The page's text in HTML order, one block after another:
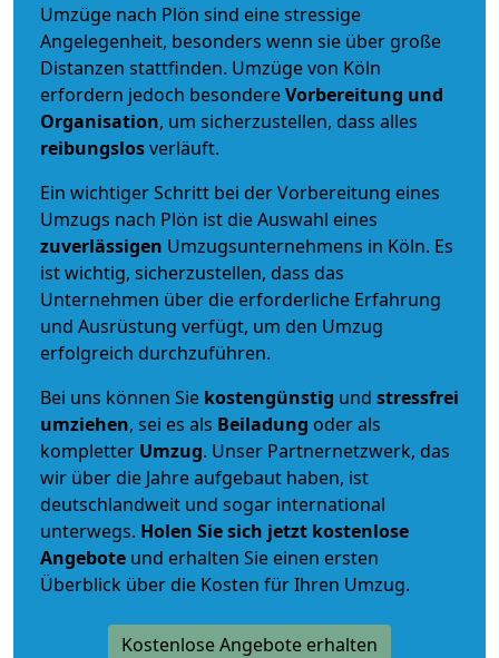
Umzüge nach Plön sind eine stressige
Angelegenheit, besonders wenn sie über große
Distanzen stattfinden. Umzüge von Köln
erfordern jedoch besondereVorbereitung und
Organisation, um sicherzustellen, dass alles
reibungslosverläuft.
Ein wichtiger Schritt bei der Vorbereitung eines
Umzugs nach Plön ist die Auswahl eines
zuverlässigen Umzugsunternehmens in Köln. Es
ist wichtig, sicherzustellen, dass das
Unternehmen über die erforderliche Erfahrung
und Ausrüstung verfügt, um den Umzug
erfolgreich durchzuführen.
Bei uns können Sie kostengünstig und stressfrei
umziehen, sei es als Beiladung oder als
kompletter Umzug. Unser Partnernetzwerk, das
wir über die Jahre aufgebaut haben, ist
deutschlandweit und sogar international
unterwegs. Holen Sie sich jetzt kostenlose
Angebote und erhalten Sie einen ersten
Überblick über die Kosten für Ihren Umzug.
Kostenlose Angebote erhalten